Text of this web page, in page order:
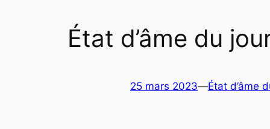
État d’âme du
25 mars 2023—État d’âme